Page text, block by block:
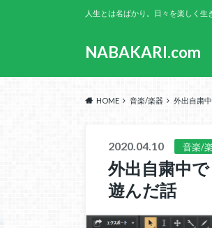
NABAKARI.com
人生とは名ばかり。日々を楽しく生
HOME 音楽/楽器 外出自粛
2020.04.10 音楽/
外出自粛中
遊んだ話